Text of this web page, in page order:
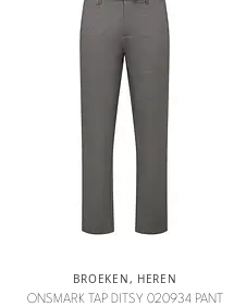
BROEKEN, HEREN
ONSMARK TAP DITSY 020934 PANT